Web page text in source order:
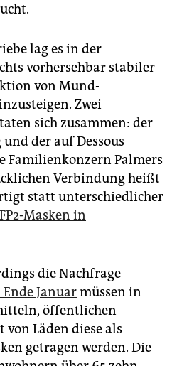
lag es in der
vorhersehbar stabiler
von Mund-
Zwei
sich zusammen: der
der auf Dessous
Familienkonzern Palmers
Verbindung heißt
statt unterschiedlicher
Masken in
die Nachfrage
Ende Januarmüssen in
öffentlichen
Läden diese als
getragen werden. Die